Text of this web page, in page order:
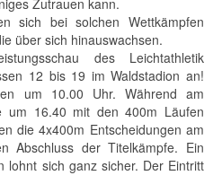
Zutrauen kann.
sich bei solchen Wettkämpfen
über sich hinauswachsen.
des Leichtathletik
12 bis 19 im Waldstadion an!
um 10.00 Uhr. Während am
um 16.40 mit den 400m Läufen
die 4x400m Entscheidungen am
Abschluss der Titelkämpfe. Ein
lohnt sich ganz sicher. Der Eintritt